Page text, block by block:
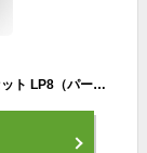
【送料無料】馬用 レッグ プロテクター 前後肢4点セット LP8（パープル） FULLサイズ | 乗馬 馬 馬具 乗馬用品 Klaus ホースブーツ 足用 前肢 後肢 前脚 後脚 前足 後足 肢 足 脚 テンドンブーツ サラブレッド フルサイズ ガード 紫 乗馬用 クラウス